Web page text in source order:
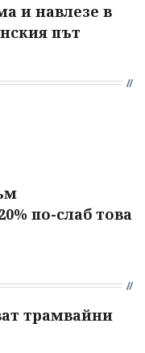
и навлезе в
път
по-слаб това
трамвайни